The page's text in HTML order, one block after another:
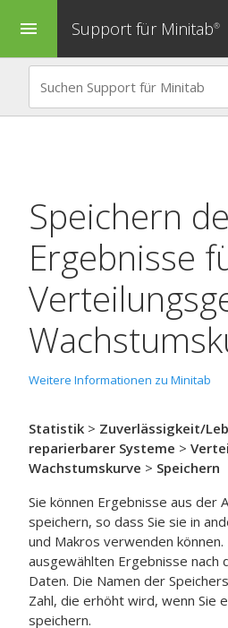
menu Support für Minitab®
Speichern
Ergebnisse
Weitere Informationen zu Minitab
Statistik > Zuverlässigkeit/
reparierbarer Systeme >
Wachstumskurve > Speichern
Sie können Ergebnisse aus der
speichern, so dass Sie sie in
und Makros verwenden
ausgewählten Ergebnisse
Daten. Die Namen der
Zahl, die erhöht wird, wenn Sie
speichern.